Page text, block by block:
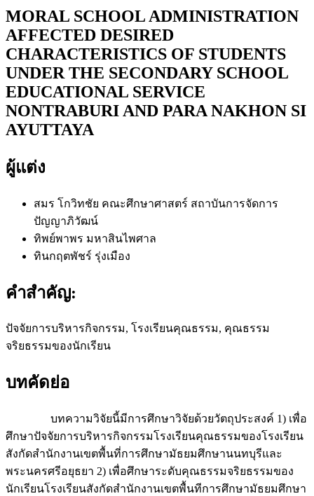
MORAL SCHOOL ADMINISTRATION
AFFECTED DESIRED
CHARACTERISTICS OF STUDENTS
UNDER THE SECONDARY SCHOOL
EDUCATIONAL SERVICE
NONTRABURI AND PARA NAKHON SI
AYUTTAYA
ผู้แต่ง
สมร โกวิทชัย คณะศึกษาศาสตร์ สถาบันการจัดการ
ปัญญาภิวัฒน์
ทิพย์พาพร มหาสินไพศาล
ทินกฤตพัชร์ รุ่งเมือง
คำสำคัญ:
ปัจจัยการบริหารกิจกรรม, โรงเรียนคุณธรรม, คุณธรรม
จริยธรรมของนักเรียน
บทคัดย่อ
บทความวิจัยนี้มีการศึกษาวิจัยด้วยวัตถุประสงค์ 1) เพื่อ
ศึกษาปัจจัยการบริหารกิจกรรมโรงเรียนคุณธรรมของโรงเรียน
สังกัดสำนักงานเขตพื้นที่การศึกษามัธยมศึกษานนทบุรีและ
พระนครศรีอยุธยา 2) เพื่อศึกษาระดับคุณธรรมจริยธรรมของ
นักเรียนโรงเรียนสังกัดสำนักงานเขตพื้นทีการศึกษามัธยมศึกษา